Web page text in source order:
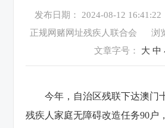
发布日期： 2024-08-12 16:41:22
正规网赌网址残疾人联合会
浏
文章字号： 大 中
今年，自治区残联下达澳门
残疾人家庭无障碍改造任务90户